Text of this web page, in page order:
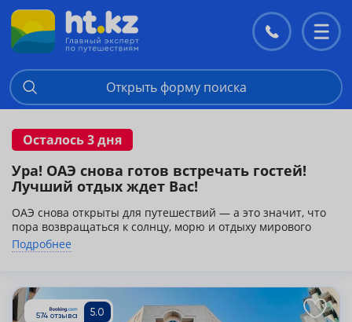
Контакты
меню
Открыть форму поиска
Осталось 3 дня
Ура! ОАЭ снова готов встречать гостей!
Лучший отдых ждет Вас!
ОАЭ снова открыты для путешествий — а это значит, что
пора возвращаться к солнцу, морю и отдыху мирового
уровня!
После последних событий курорты и отели продолжают
мира. Вас ждут роскошные пляжи, премиальные отели,
высокий уровень сервиса и атмосфера настоящего
комфорта!
Подробнее
Подробнее